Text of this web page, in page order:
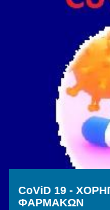
CoViD 19 -
ΦΑΡΜΑΚΩΝ